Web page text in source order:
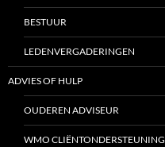
BESTUUR
LEDENVERGADERINGEN
ADVIES OF HULP
OUDEREN ADVISEUR
WMO CLIËNTONDERSTEUNING